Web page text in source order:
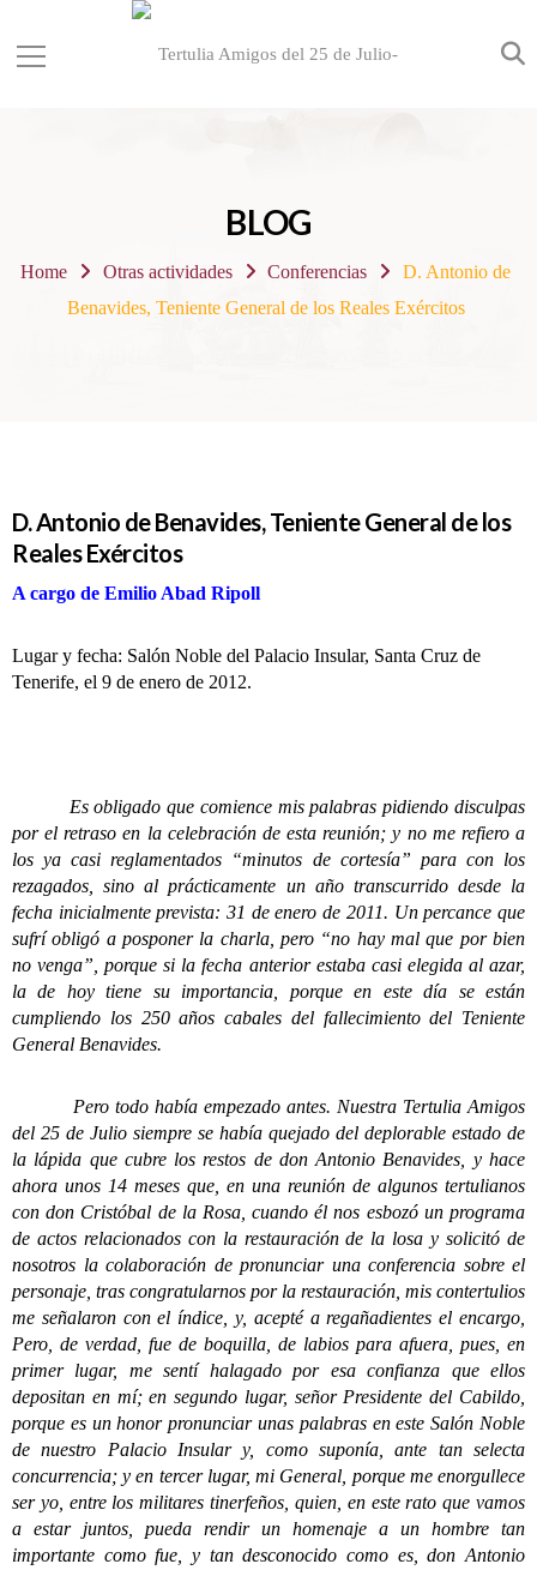
BLOG
Home Otras actividades Conferencias
D. Antonio de
Benavides, Teniente General de los Reales Exércitos
D. Antonio de Benavides, Teniente General de los
Reales Exércitos
A cargo de Emilio Abad Ripoll
Lugar y fecha: Salón Noble del Palacio Insular, Santa Cruz de
Tenerife, el 9 de enero de 2012.
Es obligado que comience mis palabras pidiendo disculpas
por el retraso en la celebración de esta reunión; y no me refiero a
los ya casi reglamentados “minutos de cortesía” para con los
rezagados, sino al prácticamente un año transcurrido desde la
fecha inicialmente prevista: 31 de enero de 2011. Un percance que
sufrí obligó a posponer la charla, pero “no hay mal que por bien
no venga”, porque si la fecha anterior estaba casi elegida al azar,
la de hoy tiene su importancia, porque en este día se están
cumpliendo los 250 años cabales del fallecimiento del Teniente
General Benavides.
Pero todo había empezado antes. Nuestra Tertulia Amigos
del 25 de Julio siempre se había quejado del deplorable estado de
la lápida que cubre los restos de don Antonio Benavides, y hace
ahora unos 14 meses que, en una reunión de algunos tertulianos
con don Cristóbal de la Rosa, cuando él nos esbozó un programa
de actos relacionados con la restauración de la losa y solicitó de
nosotros la colaboración de pronunciar una conferencia sobre el
personaje, tras congratularnos por la restauración, mis contertulios
me señalaron con el índice, y, acepté a regañadientes el encargo,
Pero, de verdad, fue de boquilla, de labios para afuera, pues, en
primer lugar, me sentí halagado por esa confianza que ellos
depositan en mí; en segundo lugar, señor Presidente del Cabildo,
porque es un honor pronunciar unas palabras en este Salón Noble
de nuestro Palacio Insular y, como suponía, ante tan selecta
concurrencia; y en tercer lugar, mi General, porque me enorgullece
ser yo, entre los militares tinerfeños, quien, en este rato que vamos
a estar juntos, pueda rendir un homenaje a un hombre tan
importante como fue, y tan desconocido como es, don Antonio